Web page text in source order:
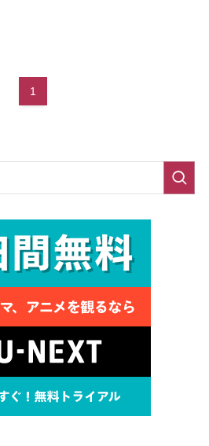
1